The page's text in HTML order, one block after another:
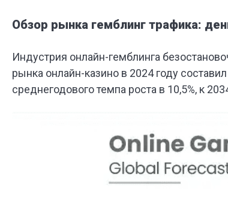
Обзор рынка гемблинг трафика:
Индустрия онлайн-гемблинга
рынка онлайн-казино в 2024 году
среднегодового темпа роста в 10,5%, к